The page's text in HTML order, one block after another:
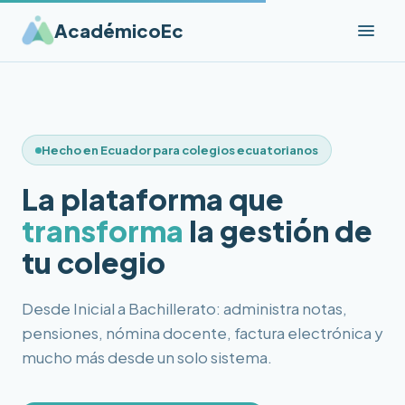
AcadémicoEc
Hecho en Ecuador para colegios ecuatorianos
La plataforma que
transforma la gestión de
tu colegio
Desde Inicial a Bachillerato: administra notas,
pensiones, nómina docente, factura electrónica y
mucho más desde un solo sistema.